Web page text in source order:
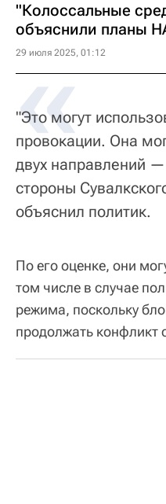
"Колоссальные
объяснили планы
29 июля 2025, 01:12
«
"Это могут
провокации. Она
двух направлений
стороны
объяснил политик.
По его оценке, они
том числе в случае
режима, поскольку
продолжать конфликт